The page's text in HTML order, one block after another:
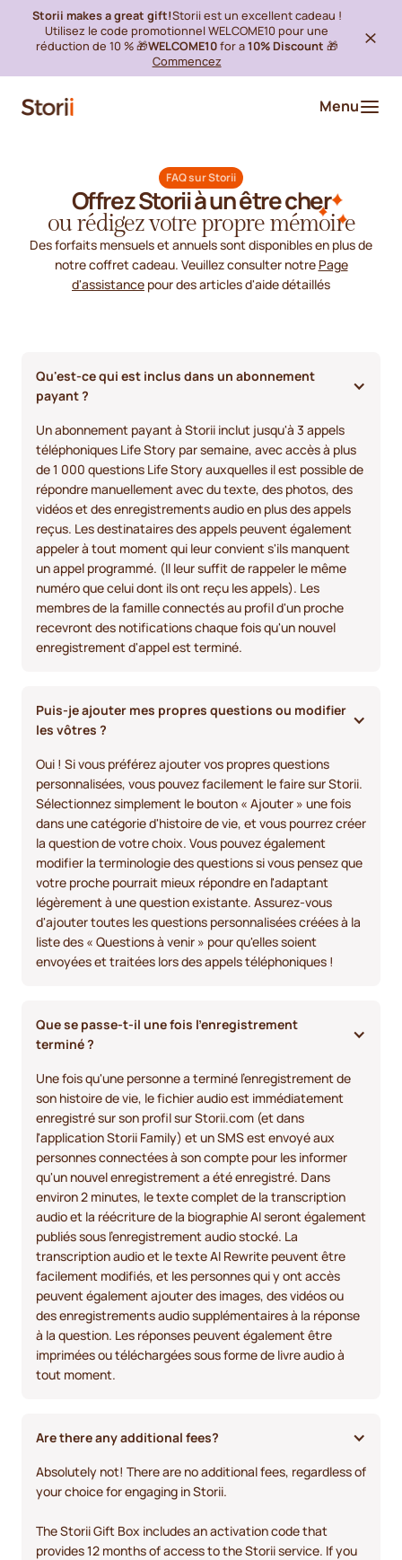
Storii makes a great gift!Storii est un excellent cadeau !
Utilisez le code promotionnel WELCOME10 pour une
réduction de 10 % 🎁WELCOME10for a10% Discount 🎁
Commencez
Menu
FAQ sur Storii
Offrez Storii à un être cher
ou rédigez votre propre mémoire
Des forfaits mensuels et annuels sont disponibles en plus de
notre coffret cadeau. Veuillez consulter notre Page
d'assistance pour des articles d'aide détaillés
Qu'est-ce qui est inclus dans un abonnement
payant ?
Un abonnement payant à Storii inclut jusqu'à 3 appels
téléphoniques Life Story par semaine, avec accès à plus
de 1 000 questions Life Story auxquelles il est possible de
répondre manuellement avec du texte, des photos, des
vidéos et des enregistrements audio en plus des appels
reçus. Les destinataires des appels peuvent également
appeler à tout moment qui leur convient s'ils manquent
un appel programmé. (Il leur suffit de rappeler le même
numéro que celui dont ils ont reçu les appels). Les
membres de la famille connectés au profil d'un proche
recevront des notifications chaque fois qu'un nouvel
enregistrement d'appel est terminé.
Puis-je ajouter mes propres questions ou modifier
les vôtres ?
Oui ! Si vous préférez ajouter vos propres questions
personnalisées, vous pouvez facilement le faire sur Storii.
Sélectionnez simplement le bouton « Ajouter » une fois
dans une catégorie d'histoire de vie, et vous pourrez créer
la question de votre choix. Vous pouvez également
modifier la terminologie des questions si vous pensez que
votre proche pourrait mieux répondre en l'adaptant
légèrement à une question existante. Assurez-vous
d'ajouter toutes les questions personnalisées créées à la
liste des « Questions à venir » pour qu'elles soient
envoyées et traitées lors des appels téléphoniques !
Que se passe-t-il une fois l'enregistrement
terminé ?
Une fois qu'une personne a terminé l'enregistrement de
son histoire de vie, le fichier audio est immédiatement
enregistré sur son profil sur Storii.com (et dans
l'application Storii Family) et un SMS est envoyé aux
personnes connectées à son compte pour les informer
qu'un nouvel enregistrement a été enregistré. Dans
environ 2 minutes, le texte complet de la transcription
audio et la réécriture de la biographie AI seront également
publiés sous l'enregistrement audio stocké. La
transcription audio et le texte AI Rewrite peuvent être
facilement modifiés, et les personnes qui y ont accès
peuvent également ajouter des images, des vidéos ou
des enregistrements audio supplémentaires à la réponse
à la question. Les réponses peuvent également être
imprimées ou téléchargées sous forme de livre audio à
tout moment.
Are there any additional fees?
Absolutely not! There are no additional fees, regardless of
your choice for engaging in Storii.
The Storii Gift Box includes an activation code that
provides 12 months of access to the Storii service. If you